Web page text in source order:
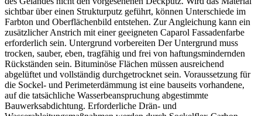
sichtbar über einen Strukturputz geführt, können Unterschiede im
Farbton und Oberflächenbild entstehen. Zur Angleichung kann ein
zusätzlicher Anstrich mit einer geeigneten Caparol Fassadenfarbe
erforderlich sein. Untergrund vorbereiten Der Untergrund muss
trocken, sauber, eben, tragfähig und frei von haftungsmindernden
Rückständen sein. Bituminöse Flächen müssen ausreichend
abgelüftet und vollständig durchgetrocknet sein. Voraussetzung für
die Sockel- und Perimeterdämmung ist eine bauseits vorhandene,
auf die tatsächliche Wasserbeanspruchung abgestimmte
Bauwerksabdichtung. Erforderliche Drän- und